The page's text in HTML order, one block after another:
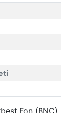
Fon